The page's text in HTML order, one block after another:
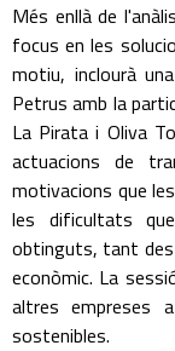
Més enllà de
focus en les
motiu, inclourà
Petrus amb la
La Pirata i Oliva
actuacions de
motivacions que
les dificultats
obtinguts, tant des
econòmic. La
altres empreses
sostenibles.